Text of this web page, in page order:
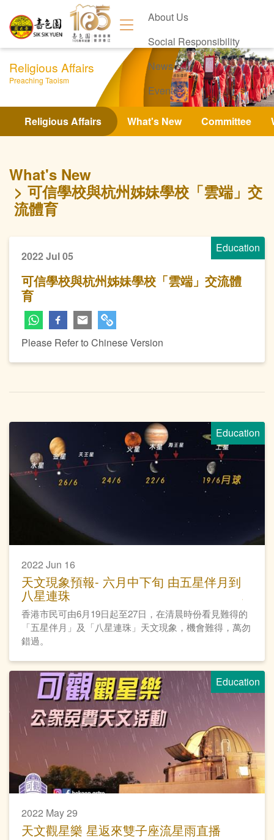
About Us
Social Responsibility
News
Events
Contact Us
Religious Affairs
Preaching Taoism
Religious Affairs What's New Committee
What's New
可信學校與杭州姊妹學校「雲端」交
流體育
Education
2022 Jul 05
可信學校與杭州姊妹學校「雲端」交流體
育
Please Refer to Chinese Version
Education
2022 Jun 16
天文現象預報- 六月中下旬 由五星伴月到
八星連珠
香港市民可由6月19日起至27日，在清晨時份看見難得的
「五星伴月」及「八星連珠」天文現象，機會難得，萬勿
錯過。
Education
2022 May 29
天文觀星樂 星返來雙子座流星雨直播